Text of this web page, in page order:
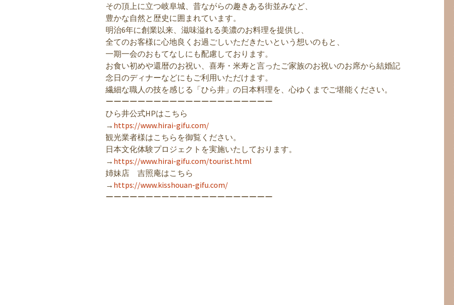
その頂上に立つ岐阜城、昔ながらの趣きある街並みなど、
豊かな自然と歴史に囲まれています。
明治6年に創業以来、滋味溢れる美濃のお料理を提供し、
全てのお客様に心地良くお過ごしいただきたいという想いのもと、
一期一会のおもてなしにも配慮しております。
お食い初めや還暦のお祝い、喜寿・米寿と言ったご家族のお祝いのお席から結婚記
念日のディナーなどにもご利用いただけます。
繊細な職人の技を感じる「ひら井」の日本料理を、心ゆくまでご堪能ください。
ーーーーーーーーーーーーーーーーーーーーー
ひら井公式HPはこちら
→ https://www.hirai-gifu.com/
観光業者様はこちらを御覧ください。
日本文化体験プロジェクトを実施いたしております。
→ https://www.hirai-gifu.com/tourist.html
姉妹店 吉照庵はこちら
→ https://www.kisshouan-gifu.com/
ーーーーーーーーーーーーーーーーーーーーー